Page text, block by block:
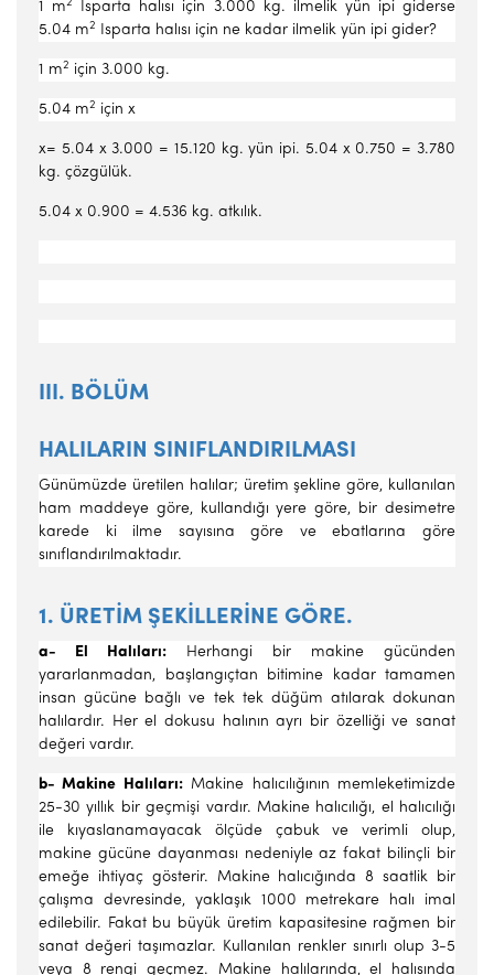
1 m2
Isparta halısı için 3.000 kg. ilmelik yün ipi giderse
5.04 m2 Isparta halısı için ne kadar ilmelik yün ipi gider?
1 m2 için 3.000 kg.
5.04 m2 için x
x= 5.04 x 3.000 = 15.120 kg. yün ipi. 5.04 x 0.750 = 3.780
kg. çözgülük.
5.04 x 0.900 = 4.536 kg. atkılık.
III. BÖLÜM
HALILARIN SINIFLANDIRILMASI
Günümüzde üretilen halılar; üretim şekline göre, kullanılan
ham maddeye göre, kullandığı yere göre, bir desimetre
karede ki ilme sa­yısına göre ve ebatlarına göre
sınıflandırılmaktadır.
1. ÜRETİM ŞEKİLLERİNE GÖRE.
a- El Halıları: Herhangi bir makine gücünden
yararlanmadan, başlangıçtan bitimine kadar tamamen
insan gücüne bağlı ve tek tek düğüm atılarak dokunan
halılardır. Her el dokusu halının ayrı bir özel­liği ve sanat
değeri vardır.
b- Makine Halıları:Makine halıcılığının memleketimizde
25-30 yıllık bir geçmişi vardır. Makine halıcılığı, el halıcılığı
ile kıyaslanama­yacak ölçüde çabuk ve verimli olup,
makine gücüne dayanması ne­deniyle az fakat bilinçli bir
emeğe ihtiyaç gösterir. Makine halıcığında 8 saatlik bir
çalışma devresinde, yaklaşık 1000 metrekare halı imal
edilebilir. Fakat bu büyük üretim kapasitesine rağmen bir
sanat değeri taşımazlar. Kullanılan renkler sınırlı olup 3-5
veya 8 rengi geçmez. Makine halılarında, el halısında